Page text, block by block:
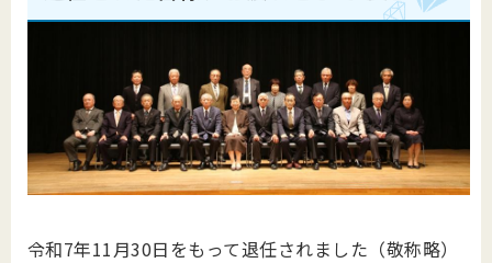
令和7年11月30日をもって退任されました（敬称略）